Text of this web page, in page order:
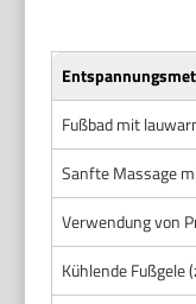
Fußbad mit
Sanfte Massage
Verwendung von
Kühlende Fußgele